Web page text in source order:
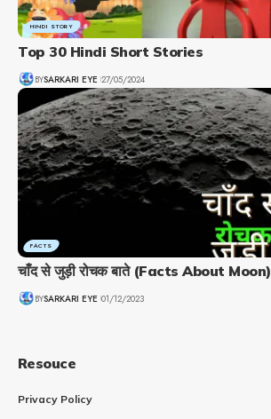
HINDI STORY
Top 30 Hindi Short Stories
BYSARKARI EYE 27/05/2024
FACTS
चाँद से जुड़ी रोचक बाते (Facts About Moon)
BYSARKARI EYE 01/12/2023
Resouce
Privacy Policy